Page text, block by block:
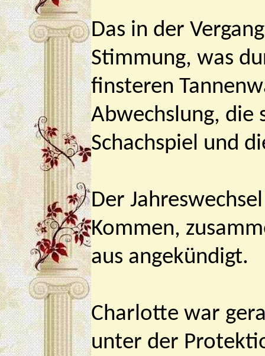
Das in der
Stimmung, was
finsteren
Abwechslung, die
Schachspiel und
Der
Kommen,
aus angekündigt.
Charlotte war
unter der